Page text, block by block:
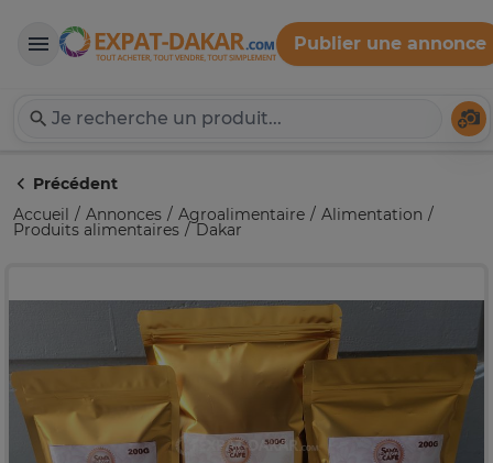
Expat-Dakar
Publier une annonce
Précédent
Accueil
Annonces Agroalimentaire Alimentation
Produits alimentaires Dakar